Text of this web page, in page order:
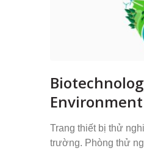
Trang thiết bị thử
trường. Phòng thử